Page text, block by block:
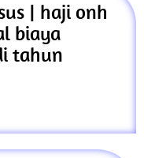
| haji onh
biaya
tahun